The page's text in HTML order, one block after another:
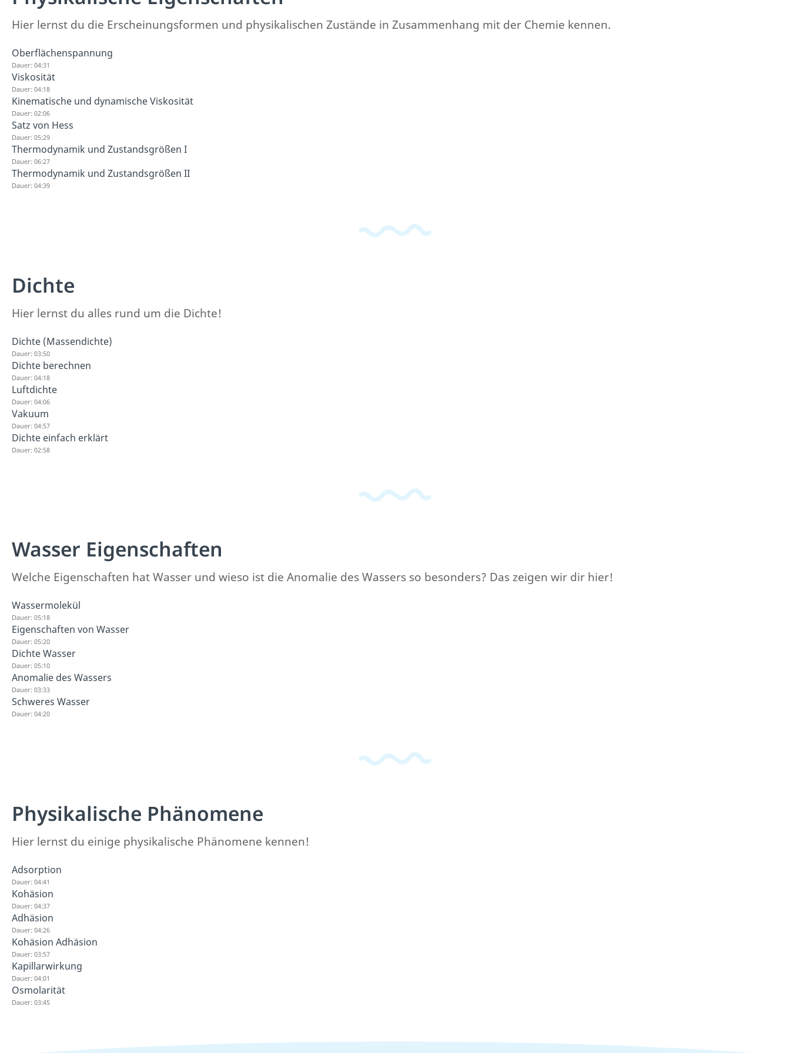
Hier lernst du die Erscheinungsformen und physikalischen Zustände in Zusammenhang mit der Chemie kennen.
Oberflächenspannung
Dauer: 04:31
Viskosität
Dauer: 04:18
Kinematische und dynamische Viskosität
Dauer: 02:06
Satz von Hess
Dauer: 05:29
Thermodynamik und Zustandsgrößen I
Dauer: 06:27
Thermodynamik und Zustandsgrößen II
Dauer: 04:39
Dichte
Hier lernst du alles rund um die Dichte!
Dichte (Massendichte)
Dauer: 03:50
Dichte berechnen
Dauer: 04:18
Luftdichte
Dauer: 04:06
Vakuum
Dauer: 04:57
Dichte einfach erklärt
Dauer: 02:58
Wasser Eigenschaften
Welche Eigenschaften hat Wasser und wieso ist die Anomalie des Wassers so besonders? Das zeigen wir dir hier!
Wassermolekül
Dauer: 05:18
Eigenschaften von Wasser
Dauer: 05:20
Dichte Wasser
Dauer: 05:10
Anomalie des Wassers
Dauer: 03:33
Schweres Wasser
Dauer: 04:20
Physikalische Phänomene
Hier lernst du einige physikalische Phänomene kennen!
Adsorption
Dauer: 04:41
Kohäsion
Dauer: 04:37
Adhäsion
Dauer: 04:26
Kohäsion Adhäsion
Dauer: 03:57
Kapillarwirkung
Dauer: 04:01
Osmolarität
Dauer: 03:45